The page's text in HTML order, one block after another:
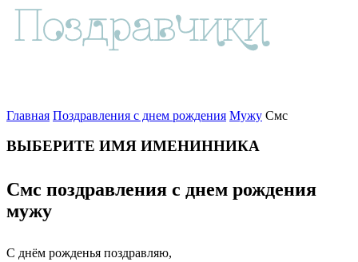
Главная Поздравления с днем рождения Мужу Смс
ВЫБЕРИТЕ ИМЯ ИМЕНИННИКА
Смс поздравления с днем рождения
мужу
С днём рожденья поздравляю,